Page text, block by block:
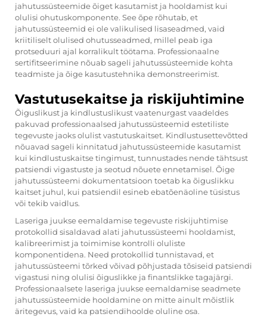
jahutussüsteemide õiget kasutamist ja hooldamist kui
olulisi ohutuskomponente. See õpe rõhutab, et
jahutussüsteemid ei ole valikulised lisaseadmed, vaid
kriitiliselt olulised ohutusseadmed, millel peab iga
protseduuri ajal korralikult töötama. Professionaalne
sertifitseerimine nõuab sageli jahutussüsteemide kohta
teadmiste ja õige kasutustehnika demonstreerimist.
Vastutusekaitse ja riskijuhtimine
Õiguslikust ja kindlustuslikust vaatenurgast vaadeldes
pakuvad professionaalsed jahutussüsteemid estetiliste
tegevuste jaoks olulist vastutuskaitset. Kindlustusettevõtted
nõuavad sageli kinnitatud jahutussüsteemide kasutamist
kui kindlustuskaitse tingimust, tunnustades nende tähtsust
patsiendi vigastuste ja seotud nõuete ennetamisel. Õige
jahutussüsteemi dokumentatsioon toetab ka õiguslikku
kaitset juhul, kui patsiendil esineb ebatõenäoline tüsistus
või tekib vaidlus.
Laseriga juukse eemaldamise tegevuste riskijuhtimise
protokollid sisaldavad alati jahutussüsteemi hooldamist,
kalibreerimist ja toimimise kontrolli oluliste
komponentidena. Need protokollid tunnistavad, et
jahutussüsteemi tõrked võivad põhjustada tõsiseid patsiendi
vigastusi ning olulisi õiguslikke ja finantslikke tagajärgi.
Professionaalsete laseriga juukse eemaldamise seadmete
jahutussüsteemide hooldamine on mitte ainult mõistlik
äritegevus, vaid ka patsiendihoolde oluline osa.